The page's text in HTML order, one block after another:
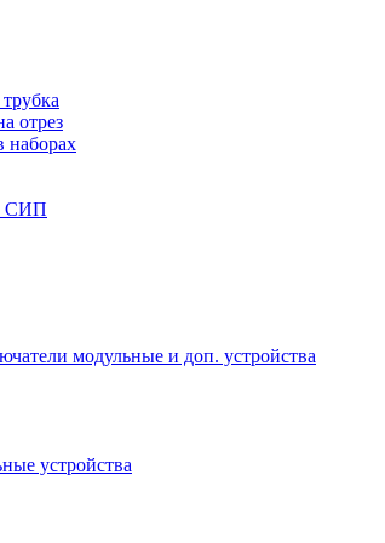
отрез
наборах
СИП
модульные и доп. устройства
устройства